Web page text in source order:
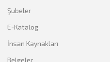
Şubeler
E-Katalog
İnsan Kaynakları
Belgeler